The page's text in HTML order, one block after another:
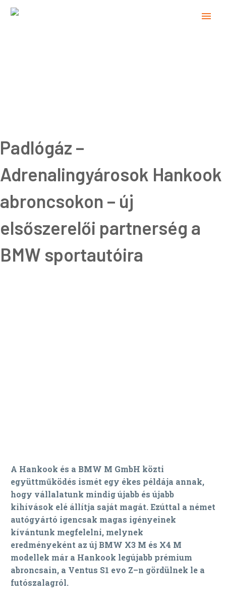
Padlógáz –
Adrenalingyárosok Hankook
abroncsokon – új
elsőszerelői partnerség a
BMW sportautóira
A Hankook és a BMW M GmbH közti
együttműködés ismét egy ékes példája annak,
hogy vállalatunk mindig újabb és újabb
kihívások elé állítja saját magát.Ezúttal a német
autógyártó igencsak magas igényeinek
kívántunk megfelelni, melynek
eredményeként az új BMW X3 M és X4 M
modellek már a Hankook legújabb prémium
abroncsain, a Ventus S1 evo Z–n gördülnek le a
futószalagról.